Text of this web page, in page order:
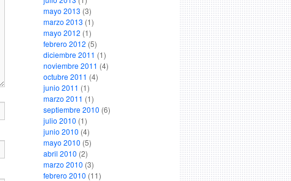
mayo 2013 (3)
marzo 2013 (1)
mayo 2012 (1)
febrero 2012 (5)
diciembre 2011 (1)
noviembre 2011 (4)
octubre 2011 (4)
junio 2011 (1)
marzo 2011 (1)
septiembre 2010 (6)
julio 2010 (1)
junio 2010 (4)
mayo 2010 (5)
abril 2010 (2)
marzo 2010 (3)
febrero 2010 (11)